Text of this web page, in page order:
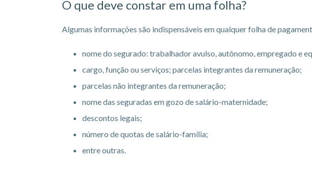
O que deve constar em uma folha?
Algumas informações são indispensáveis em qualquer folha de
nome do segurado: trabalhador avulso, autônomo, empregado e
cargo, função ou serviços; parcelas integrantes da remuneração;
parcelas não integrantes da remuneração;
nome das seguradas em gozo de salário-maternidade;
descontos legais;
número de quotas de salário-família;
entre outras.